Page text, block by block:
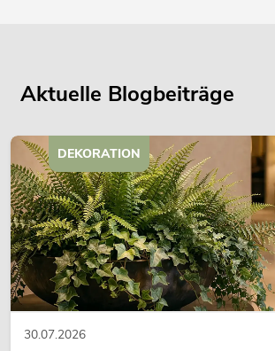
Aktuelle Blogbeiträge
30.07.2026
DEKORATION